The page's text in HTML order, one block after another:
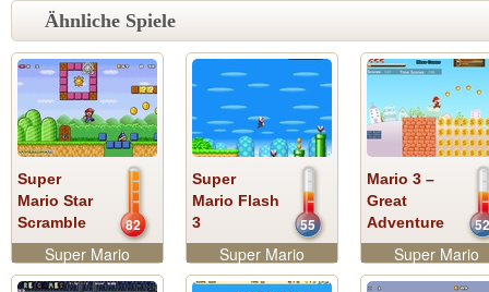
Ähnliche Spiele
Super
Mario Star
Scramble
82
Super Mario
Super
Mario Flash
3
55
Super Mario
Mario 3 –
Great
Adventure
52
Super Mario